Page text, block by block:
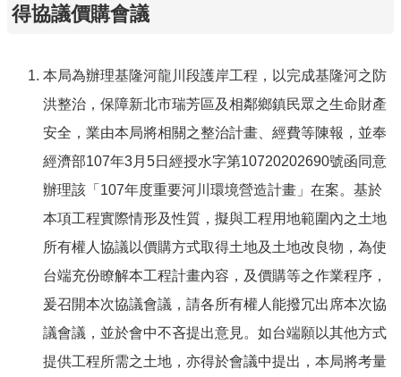
得協議價購會議
本局為辦理基隆河龍川段護岸工程，以完成基隆河之防
洪整治，保障新北市瑞芳區及相鄰鄉鎮民眾之生命財產
安全，業由本局將相關之整治計畫、經費等陳報，並奉
經濟部107年3月 5日經授水字第10720202690號函同意
辦理該「 107年度重要河川環境營造計畫」在案。基於
本項工程實際情形及性質，擬與工程用地範圍內之土地
所有權人協議以價購方式取得土地及土地改良物，為使
台端充份瞭解本工程計畫內容，及價購等之作業程序，
爰召開本次協議會議，請各所有權人能撥冗出席本次協
議會議，並於會中不吝提出意見。如台端願以其他方式
提供工程所需之土地，亦得於會議中提出，本局將考量